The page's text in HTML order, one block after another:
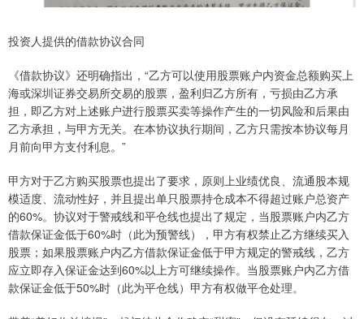
投资人提供的借款协议合同
《借款协议》还明确指出，“乙方可以使用股票账户内资金总额购买上
海或深圳证券交易所交易的股票，盈利归乙方所有，亏损由乙方承
担，即乙方对上述账户进行股票买卖等操作产生的一切风险和后果由
乙方承担，与甲方无关。在本协议执行期间，乙方只需按本协议每月
月前向甲方支付利息。”
甲方对于乙方购买股票也提出了要求，原则上业绩优良、流通股本规
模适度、流动性好，并且提出单只股票持仓成本不得超过账户总资产
的60%。协议对于警戒线和平仓线也提出了规定，当股票账户内乙方
借款保证金低于60%时（此为预警线），甲方有权禁止乙方继续买入
股票；如果股票账户内乙方借款保证金低于甲方规定的警戒线，乙方
应立即存入保证金达到60%以上方可继续操作。当股票账户内乙方借
款保证金低于50%时（此为平仓线）甲方有权做平仓处理。